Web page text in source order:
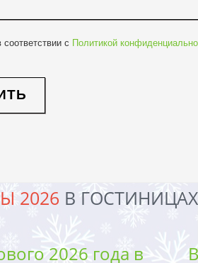
с Политикой
2026 В
2026 года в